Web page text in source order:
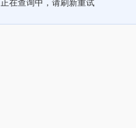
正在查询中，请刷新重试